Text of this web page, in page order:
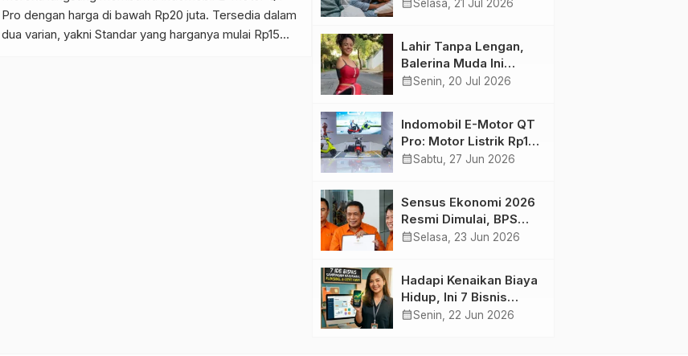
Pro dengan harga di bawah Rp20 juta. Tersedia dalam
dua varian, yakni Standar yang harganya mulai Rp15
calendar_monthSelasa, 21 Jul 2026
Lahir Tanpa Lengan,
Balerina Muda Ini
Inspirasi Ratusan Ribu
calendar_monthSenin, 20 Jul 2026
Indomobil E-Motor QT
Pro: Motor Listrik Rp18
Jutaan yang Bikin
calendar_monthSabtu, 27 Jun 2026
Sensus Ekonomi 2026
Resmi Dimulai, BPS
Tambah Tiga Sektor
calendar_monthSelasa, 23 Jun 2026
Hadapi Kenaikan Biaya
Hidup, Ini 7 Bisnis
Sampingan untuk
calendar_monthSenin, 22 Jun 2026